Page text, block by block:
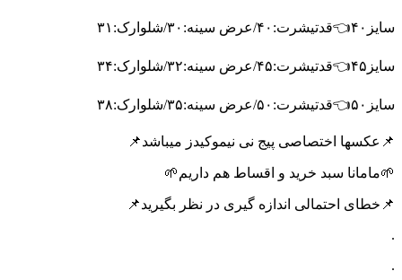
سایز۴۰👈قدتیشرت:۴۰/عرض سینه:۳۰/شلوارک:۳۱
سایز۴۵👈قدتیشرت:۴۵/عرض سینه:۳۲/شلوارک:۳۴
سایز۵۰👈قدتیشرت:۵۰/عرض سینه:۳۵/شلوارک:۳۸
📌عکسها اختصاصی پیج نی نیموکیدز میباشد📌
🌱مامانا سبد خرید و اقساط هم داریم🌱
📌خطای احتمالی اندازه گیری در نظر بگیرید📌
.
.